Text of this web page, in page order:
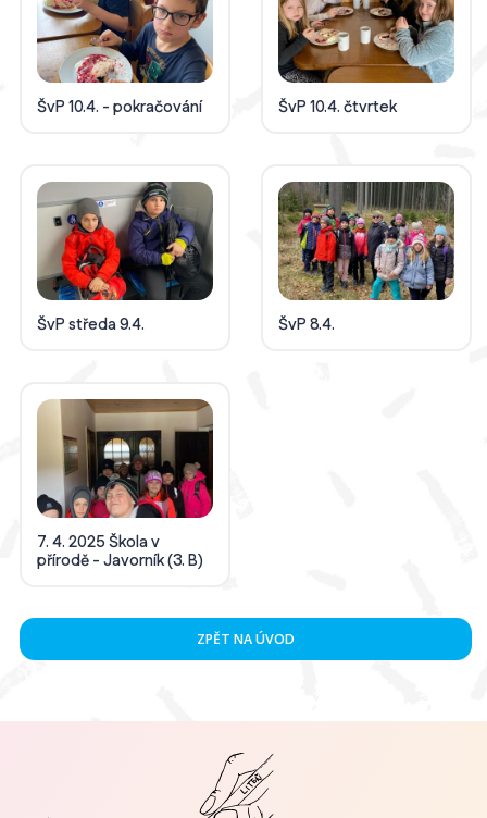
ŠvP 10.4. - pokračování ŠvP 10.4. čtvrtek
ŠvP středa 9.4. ŠvP 8.4.
7. 4. 2025 Škola v
přírodě - Javorník (3. B)
ZPĚT NA ÚVOD